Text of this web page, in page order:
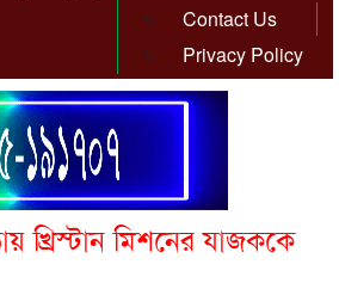
Contact Us
Privacy Policy
খ্রিস্টান মিশনের যাজককে